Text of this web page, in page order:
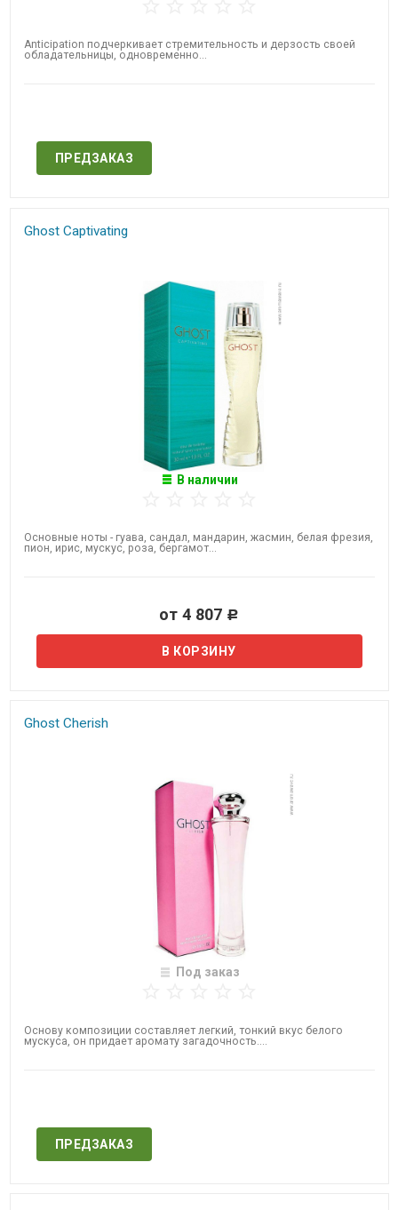
Anticipation подчеркивает стремительность и дерзость своей
обладательницы, одновременно...
ПРЕДЗАКАЗ
Ghost Captivating
В наличии
Основные ноты - гуава, сандал, мандарин, жасмин, белая фрезия,
пион, ирис, мускус, роза, бергамот...
от 4 807 Р
Ghost Cherish
Под заказ
Основу композиции составляет легкий, тонкий вкус белого
мускуса, он придает аромату загадочность....
ПРЕДЗАКАЗ